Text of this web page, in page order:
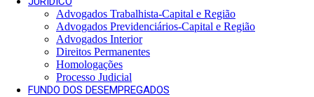
Advogados Trabalhista-Capital e Região
Advogados Previdenciários-Capital e Região
Advogados Interior
Direitos Permanentes
Homologações
Processo Judicial
FUNDO DOS DESEMPREGADOS